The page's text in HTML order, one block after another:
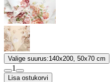
Valige suurus:140x200, 50x70 cm
1
Lisa ostukorvi